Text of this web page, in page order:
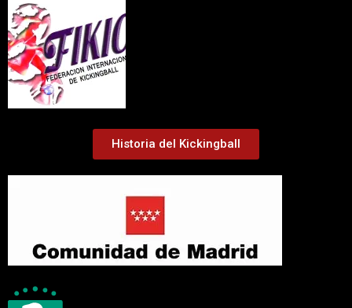
Historia del Kickingball